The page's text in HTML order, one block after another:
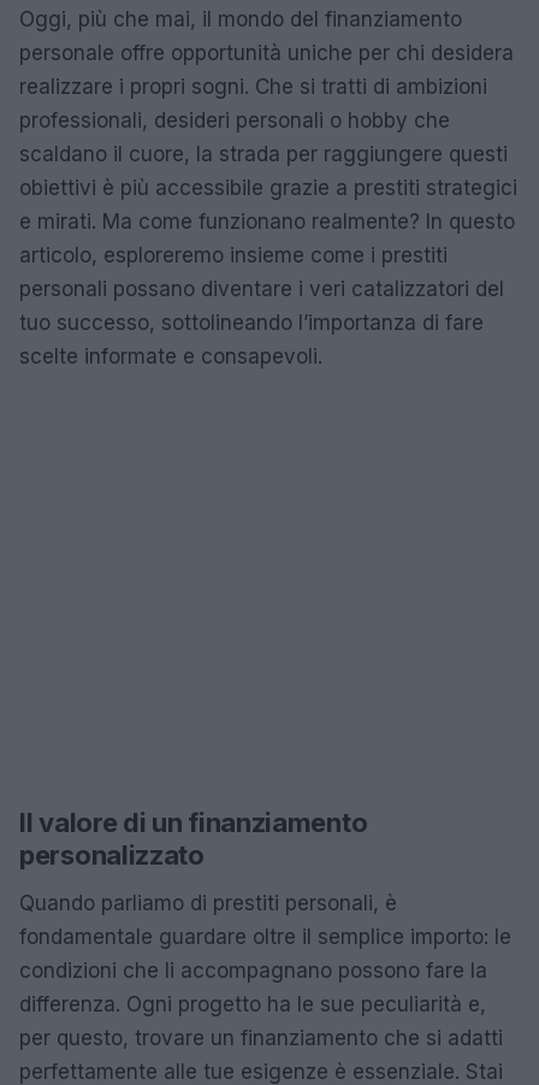
Oggi, più che mai, il mondo del finanziamento
personale offre opportunità uniche per chi desidera
realizzare i propri sogni. Che si tratti di ambizioni
professionali, desideri personali o hobby che
scaldano il cuore, la strada per raggiungere questi
obiettivi è più accessibile grazie a prestiti strategici
e mirati. Ma come funzionano realmente? In questo
articolo, esploreremo insieme come i prestiti
personali possano diventare i veri catalizzatori del
tuo successo, sottolineando l’importanza di fare
scelte informate e consapevoli.
Il valore di un finanziamento
personalizzato
Quando parliamo di prestiti personali, è
fondamentale guardare oltre il semplice importo: le
condizioni che li accompagnano possono fare la
differenza. Ogni progetto ha le sue peculiarità e,
per questo, trovare un finanziamento che si adatti
perfettamente alle tue esigenze è essenziale. Stai